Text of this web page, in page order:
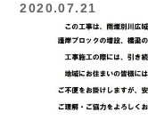
2020.07.21